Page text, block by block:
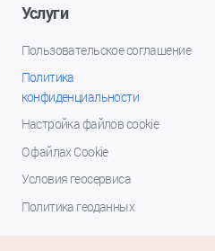
Услуги
Пользовательское соглашение
Политика
конфиденциальности
Настройка файлов cookie
О файлах Cookie
Условия геосервиса
Политика геоданных